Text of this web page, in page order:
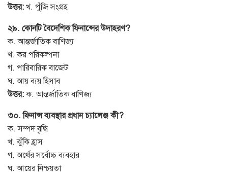
উত্তর: খ. পুঁজি সংগ্রহ
২৯. কোনটি বৈদেশিক ফিনান্সের উদাহরণ?
ক. আন্তর্জাতিক বাণিজ্য
খ. কর পরিকল্পনা
গ. পারিবারিক বাজেট
ঘ. আয় ব্যয় হিসাব
উত্তর:ক. আন্তর্জাতিক বাণিজ্য
৩০. ফিনান্স ব্যবস্থার প্রধান চ্যালেঞ্জ কী?
ক. সম্পদ বৃদ্ধি
খ. ঝুঁকি হ্রাস
গ. অর্থের সর্বোচ্চ ব্যবহার
ঘ. আয়ের নিশ্চয়তা